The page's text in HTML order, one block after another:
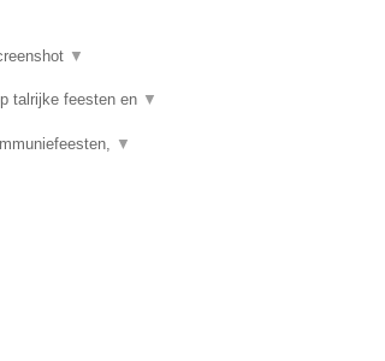
▼
talrijke feesten en ▼
▼